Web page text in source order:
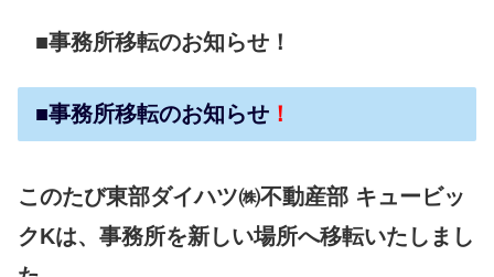
■事務所移転のお知らせ！
■事務所移転のお知らせ ！
このたび東部ダイハツ㈱不動産部 キュービッ
クKは、事務所を新しい場所へ移転いたしまし